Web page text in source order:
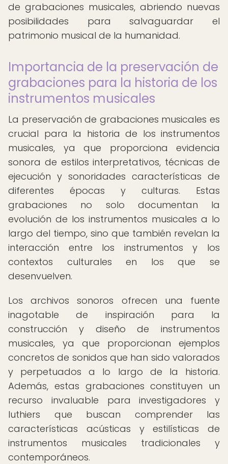
de grabaciones musicales, abriendo nuevas
posibilidades para salvaguardar el
patrimonio musical de la humanidad.
Importancia de la preservación de
grabaciones para la historia de los
instrumentos musicales
La preservación de grabaciones musicales es
crucial para la historia de los instrumentos
musicales, ya que proporciona evidencia
sonora de estilos interpretativos, técnicas de
ejecución y sonoridades características de
diferentes épocas y culturas. Estas
grabaciones no solo documentan la
evolución de los instrumentos musicales a lo
largo del tiempo, sino que también revelan la
interacción entre los instrumentos y los
contextos culturales en los que se
desenvuelven.
Los archivos sonoros ofrecen una fuente
inagotable de inspiración para la
construcción y diseño de instrumentos
musicales, ya que proporcionan ejemplos
concretos de sonidos que han sido valorados
y perpetuados a lo largo de la historia.
Además, estas grabaciones constituyen un
recurso invaluable para investigadores y
luthiers que buscan comprender las
características acústicas y estilísticas de
instrumentos musicales tradicionales y
contemporáneos.